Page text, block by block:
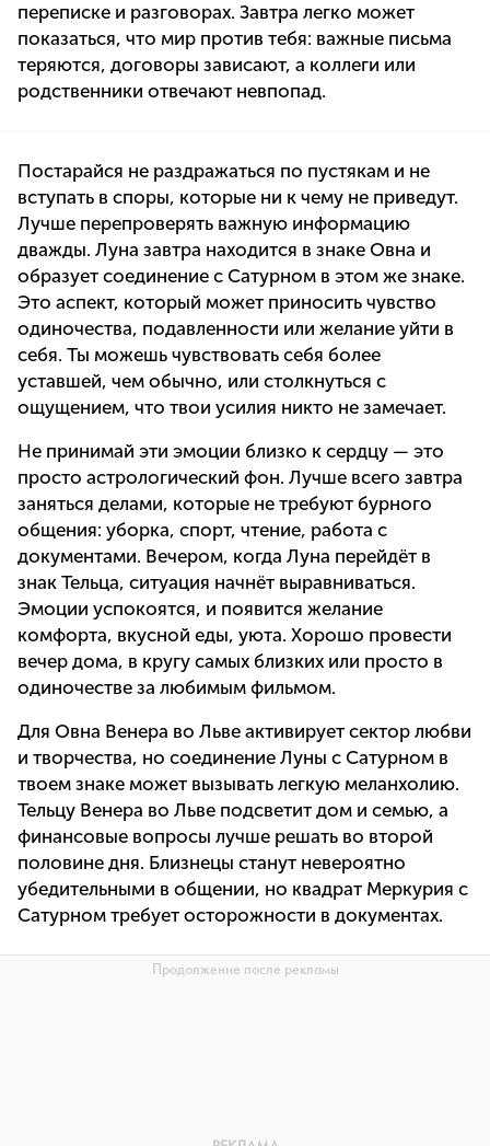
переписке и разговорах. Завтра легко может
показаться, что мир против тебя: важные письма
теряются, договоры зависают, а коллеги или
родственники отвечают невпопад.
Постарайся не раздражаться по пустякам и не
вступать в споры, которые ни к чему не приведут.
Лучше перепроверять важную информацию
дважды. Луна завтра находится в знаке Овна и
образует соединение с Сатурном в этом же знаке.
Это аспект, который может приносить чувство
одиночества, подавленности или желание уйти в
себя. Ты можешь чувствовать себя более
уставшей, чем обычно, или столкнуться с
ощущением, что твои усилия никто не замечает.
Не принимай эти эмоции близко к сердцу — это
просто астрологический фон. Лучше всего завтра
заняться делами, которые не требуют бурного
общения: уборка, спорт, чтение, работа с
документами. Вечером, когда Луна перейдёт в
знак Тельца, ситуация начнёт выравниваться.
Эмоции успокоятся, и появится желание
комфорта, вкусной еды, уюта. Хорошо провести
вечер дома, в кругу самых близких или просто в
одиночестве за любимым фильмом.
Для Овна Венера во Льве активирует сектор любви
и творчества, но соединение Луны с Сатурном в
твоем знаке может вызывать легкую меланхолию.
Тельцу Венера во Льве подсветит дом и семью, а
финансовые вопросы лучше решать во второй
половине дня. Близнецы станут невероятно
убедительными в общении, но квадрат Меркурия с
Сатурном требует осторожности в документах.